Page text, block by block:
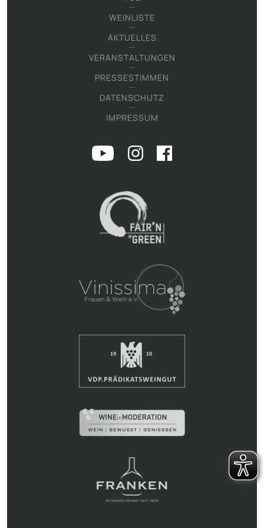
WEINLISTE
AKTUELLES
VERANSTALTUNGEN
PRESSESTIMMEN
DATENSCHUTZ
IMPRESSUM